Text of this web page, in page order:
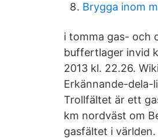
Brygga inom
i tomma gas- och
buffertlager invid
2013 kl. 22.26.
Erkännande-dela-
Trollfältet är ett
km nordväst om
gasfältet i världen.